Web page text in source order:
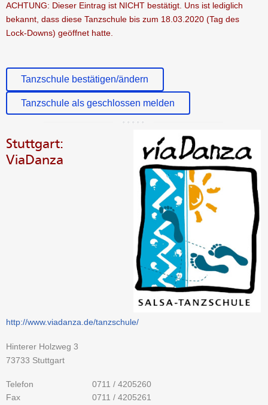
ACHTUNG: Dieser Eintrag ist NICHT bestätigt. Uns ist lediglich
bekannt, dass diese Tanzschule bis zum 18.03.2020 (Tag des
Lock-Downs) geöffnet hatte.
Tanzschule bestätigen/ändern
Tanzschule als geschlossen melden
Stuttgart:
ViaDanza
http://www.viadanza.de/tanzschule/
Hinterer Holzweg 3
73733 Stuttgart
Telefon
0711 / 4205260
Fax
0711 / 4205261